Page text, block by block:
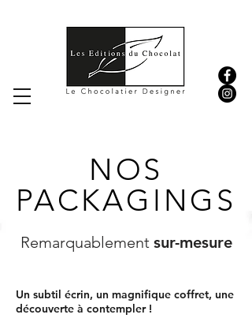
NOS
PACKAGINGS
Remarquablement sur-mesure
Un subtil écrin, un magnifique coffret, une
découverte à contempler !